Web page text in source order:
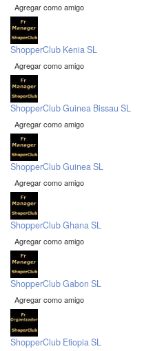
Agregar como amigo
ShopperClub Kenia SL
Agregar como amigo
ShopperClub Guinea Bissau SL
Agregar como amigo
ShopperClub Guinea SL
Agregar como amigo
ShopperClub Ghana SL
Agregar como amigo
ShopperClub Gabon SL
Agregar como amigo
ShopperClub Etiopia SL